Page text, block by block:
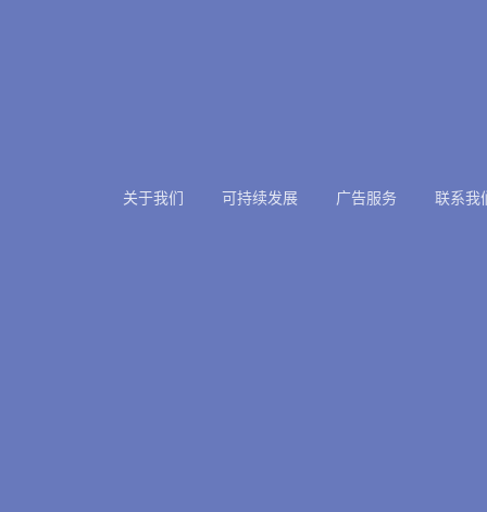
关于我们 可持续发展 广告服务 联系我